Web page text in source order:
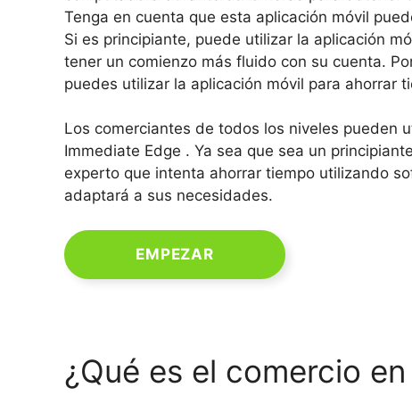
Tenga en cuenta que esta aplicación móvil
Si es principiante, puede utilizar la aplicación
tener un comienzo más fluido con su cuenta.
puedes utilizar la aplicación móvil para ahorrar
Los comerciantes de todos los niveles pueden
Immediate Edge . Ya sea que sea un
experto que intenta ahorrar tiempo utilizando
adaptará a sus necesidades.
EMPEZAR
¿Qué es el comercio en